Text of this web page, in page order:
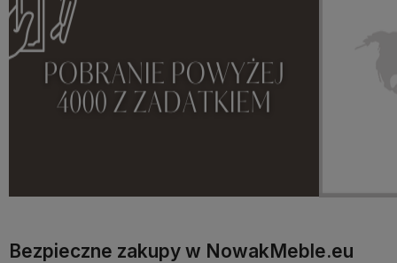
Bezpieczne zakupy w NowakMeble.eu